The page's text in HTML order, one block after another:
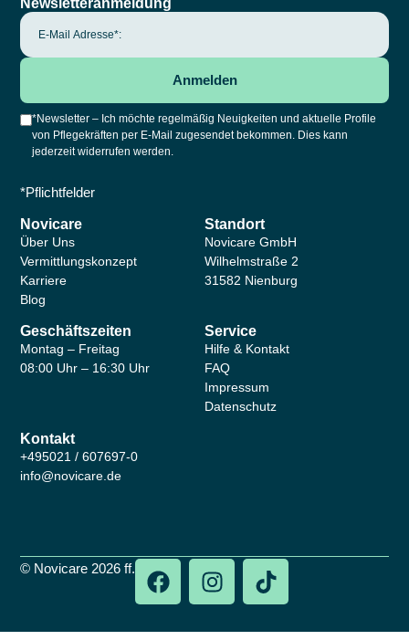
Newsletteranmeldung
*Newsletter – Ich möchte regelmäßig Neuigkeiten und aktuelle Profile
von Pflegekräften per E-Mail zugesendet bekommen. Dies kann
jederzeit widerrufen werden.
*Pflichtfelder
Novicare
Über Uns
Vermittlungskonzept
Karriere
Blog
Standort
Novicare GmbH
Wilhelmstraße 2
31582 Nienburg
Geschäftszeiten
Montag – Freitag
08:00 Uhr – 16:30 Uhr
Service
Hilfe & Kontakt
FAQ
Impressum
Datenschutz
Kontakt
+495021 / 607697-0
info@novicare.de
© Novicare 2026 ff.